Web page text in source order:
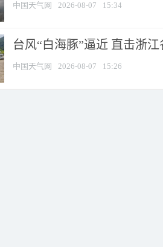
中国天气网 2026-08-07 15:34
台风“白海豚”逼近 直击浙
中国天气网 2026-08-07 15:26